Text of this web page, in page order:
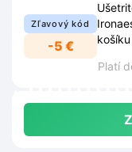
Zľavový kód
-5 €
Platí